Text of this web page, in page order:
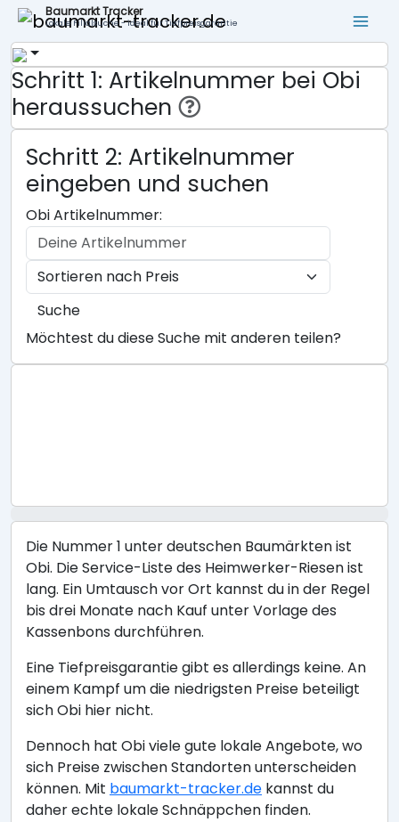
Baumarkt Tracker
Lokale Filialsuche - ideal für Tiefpreisgarantie
Schritt 1: Artikelnummer bei Obi
heraussuchen
Schritt 2: Artikelnummer
eingeben und suchen
Obi Artikelnummer:
Suche
Möchtest du diese Suche mit anderen teilen?
Die Nummer 1 unter deutschen Baumärkten ist
Obi. Die Service-Liste des Heimwerker-Riesen ist
lang. Ein Umtausch vor Ort kannst du in der Regel
bis drei Monate nach Kauf unter Vorlage des
Kassenbons durchführen.
Eine Tiefpreisgarantie gibt es allerdings keine. An
einem Kampf um die niedrigsten Preise beteiligt
sich Obi hier nicht.
Dennoch hat Obi viele gute lokale Angebote, wo
sich Preise zwischen Standorten unterscheiden
können. Mit baumarkt-tracker.de kannst du
daher echte lokale Schnäppchen finden.